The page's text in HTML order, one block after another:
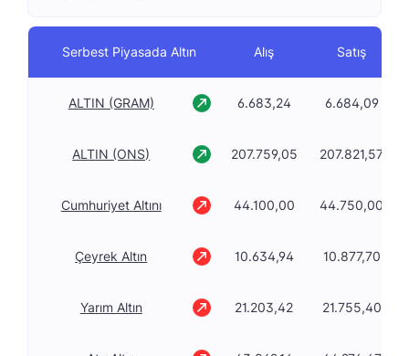
Serbest Piyasada Altın Alış Satış
ALTIN (GRAM) 6.683,24 6.684,09
ALTIN (ONS) 207.759,05 207.821,57
Cumhuriyet Altını 44.100,00 44.750,00
Çeyrek Altın 10.634,94 10.877,70
Yarım Altın 21.203,42 21.755,40